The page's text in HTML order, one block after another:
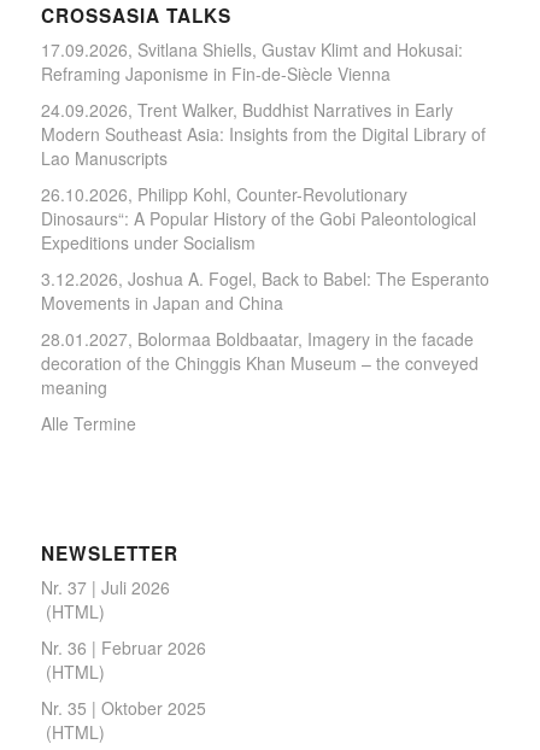
CROSSASIA TALKS
17.09.2026, Svitlana Shiells, Gustav Klimt and Hokusai:
Reframing Japonisme in Fin-de-Siècle Vienna
24.09.2026, Trent Walker, Buddhist Narratives in Early
Modern Southeast Asia: Insights from the Digital Library of
Lao Manuscripts
26.10.2026, Philipp Kohl, Counter-Revolutionary
Dinosaurs“: A Popular History of the Gobi Paleontological
Expeditions under Socialism
3.12.2026, Joshua A. Fogel, Back to Babel: The Esperanto
Movements in Japan and China
28.01.2027, Bolormaa Boldbaatar, Imagery in the facade
decoration of the Chinggis Khan Museum – the conveyed
meaning
Alle Termine
NEWSLETTER
Nr. 37 | Juli 2026
(HTML)
Nr. 36 | Februar 2026
(HTML)
Nr. 35 | Oktober 2025
(HTML)